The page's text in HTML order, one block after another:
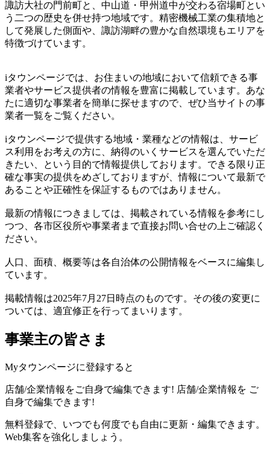
諏訪大社の門前町と、中山道・甲州道中が交わる宿場町とい
う二つの歴史を併せ持つ地域です。精密機械工業の集積地と
して発展した側面や、諏訪湖畔の豊かな自然環境もエリアを
特徴づけています。
iタウンページでは、お住まいの地域において信頼できる事
業者やサービス提供者の情報を豊富に掲載しています。あな
たに適切な事業者を簡単に探せますので、ぜひ当サイトの事
業者一覧をご覧ください。
iタウンページで提供する地域・業種などの情報は、サービ
ス利用をお考えの方に、納得のいくサービスを選んでいただ
きたい、という目的で情報提供しております。できる限り正
確な事実の提供をめざしておりますが、情報について最新で
あることや正確性を保証するものではありません。
最新の情報につきましては、掲載されている情報を参考にし
つつ、各市区役所や事業者まで直接お問い合せの上ご確認く
ださい。
人口、面積、概要等は各自治体の公開情報をベースに編集し
ています。
掲載情報は2025年7月27日時点のものです。その後の変更に
ついては、適宜修正を行ってまいります。
事業主の皆さま
Myタウンページに登録すると
店舗/企業情報をご自身で編集できます! 店舗/企業情報を ご
自身で編集できます!
無料登録で、いつでも何度でも自由に更新・編集できます。
Web集客を強化しましょう。